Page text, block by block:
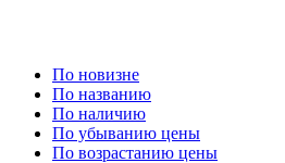
По новизне
По названию
По наличию
По убыванию цены
По возрастанию цены